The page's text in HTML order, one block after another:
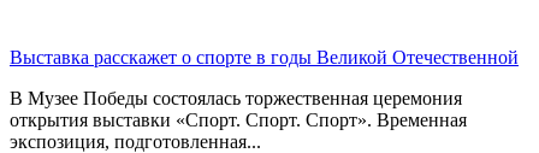
Выставка расскажет о спорте в годы Великой Отечественной
В Музее Победы состоялась торжественная церемония
открытия выставки «Спорт. Спорт. Спорт». Временная
экспозиция, подготовленная...